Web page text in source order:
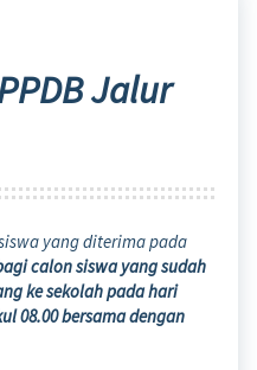
Jalur
yang diterima pada
calon siswa yang sudah
ke sekolah pada hari
08.00 bersama dengan